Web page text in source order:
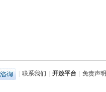
联系我们 开放平台 免责声明